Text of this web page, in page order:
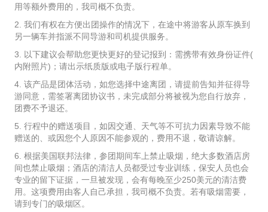
用等额外费用的，我司概不负责。
2. 我们有权在方便出团操作的情况下，在途中将游客从原车换到
另一辆车并指派不同导游和司机提供服务。
3. 以下建议会帮助您更快更好的登记报到：需携带有效身份证件(
内附照片)；请出示纸质版或电子版行程单。
4. 该产品是团体活动，如您选择中途离团，请提前告知并征得导
游同意，需签署离团协议书，未完成部分将被视为您自行放弃，
团费不予退还。
5. 行程中的赠送项目，如因交通、天气等不可抗力因素导致不能
赠送的、或因您个人原因不能参观的，费用不退，敬请谅解。
6. 根据美国联邦法律，参团期间车上禁止吸烟，绝大多数酒店房
间也禁止吸烟；酒店的清洁人员都受过专业训练，保安人员也会
专业的留下证据，一旦被发现，会有每晚至少250美元的清洁费
用。这项费用由客人自己承担，我司概不负责。若有吸烟需要，
请到专门的吸烟区。